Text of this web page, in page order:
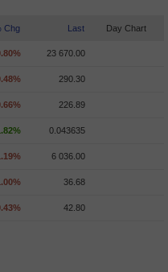
Chg Last Day Chart
23 670.00
290.30
226.89
0.043635
6 036.00
36.68
42.80